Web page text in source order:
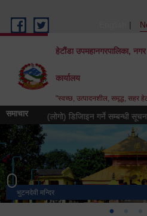
हेटौंडा उपमहानगरपालिका, नगर
कार्यालय
"स्वच्छ, उत्पादनशील, समृद्ध, सहर
समाचार
चिह्न (लोगो) डिजिाइन गर्ने सम्बन्धी सूचना
भुटनदेवी मन्दिर
स्मारक
हेटौंडा उपमहानगरपालिका नगर कार्यपालिकाको
मनकामना डाँडाबाट देखिएको दृश्य